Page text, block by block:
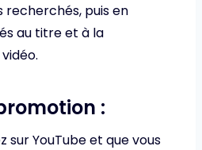
puis en
au titre et à la
:
sur YouTube et que vous